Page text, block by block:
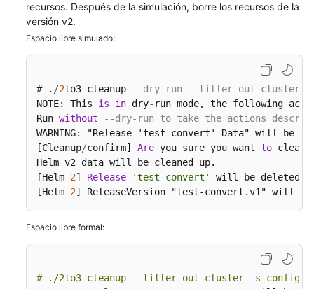
Diferencias
Helm
v3
soluciones
adaptación
una
través
recursos. Después de la simulación, borre los recursos de la
versión v2.
Espacio libre simulado:
# . /2to3 cleanup
--dry-run --tiller-out-cluster -s
NOTE: This is in dry- run mode, the following
Run without
--dry-run to take the actions
WARNING: "Release 'test-convert' Data" will be
[Cleanup/confirm] Are you sure you want to
Helm v2 data will be cleaned up.
[Helm 2] Release 'test-convert'
will be deleted.
[Helm 2] ReleaseVersion "test-convert.v1" will
Espacio libre formal:
# ./2to3 cleanup --tiller-out-cluster -s